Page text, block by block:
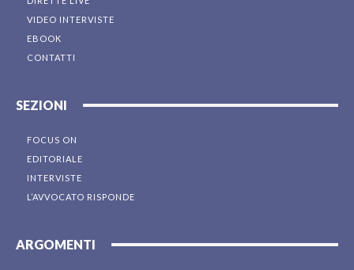
VIDEO INTERVISTE
EBOOK
CONTATTI
SEZIONI
FOCUS ON
EDITORIALE
INTERVISTE
L’AVVOCATO RISPONDE
ARGOMENTI